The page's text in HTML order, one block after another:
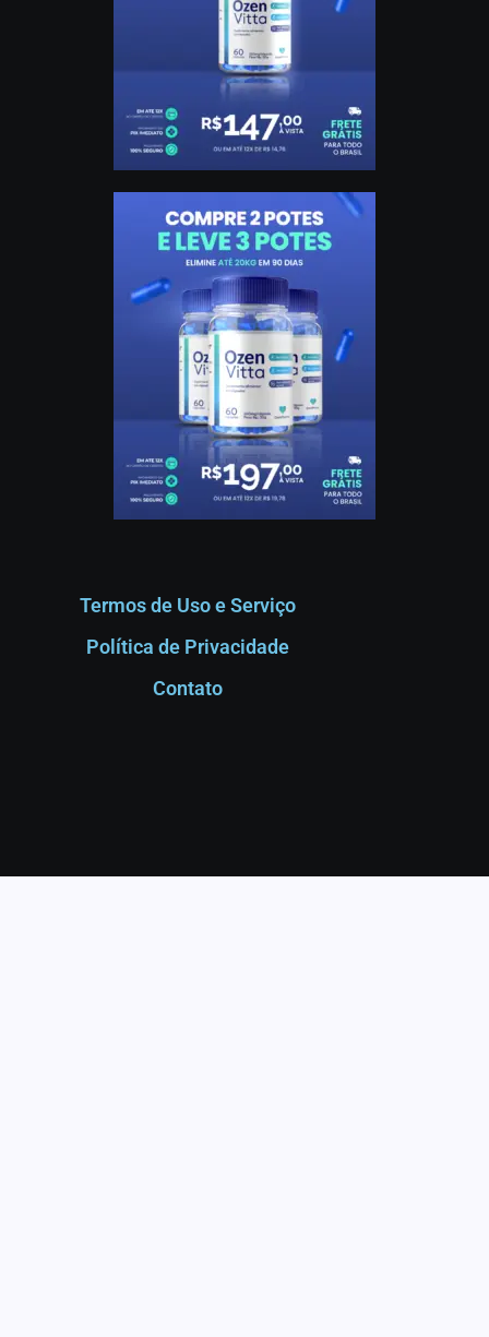
Termos de Uso e Serviço
Política de Privacidade
Contato